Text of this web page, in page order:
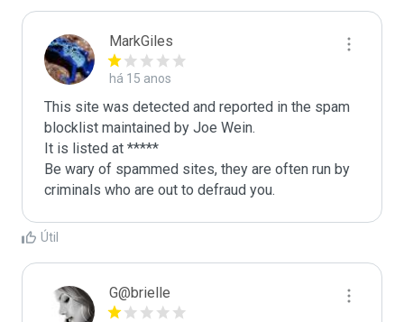
MarkGiles
há 15 anos
This site was detected and reported in the spam
blocklist maintained by Joe Wein.
It is listed at *****
Be wary of spammed sites, they are often run by
criminals who are out to defraud you.
Útil
G@brielle